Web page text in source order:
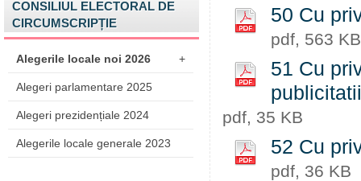
CONSILIUL ELECTORAL DE
CIRCUMSCRIPȚIE
Alegerile locale noi 2026 +
Alegeri parlamentare 2025
Alegeri prezidențiale 2024
Alegerile locale generale 2023
50 Cu
pdf, 563 KB
51 Cu
pdf, 35 KB
52 Cu
pdf, 36 KB